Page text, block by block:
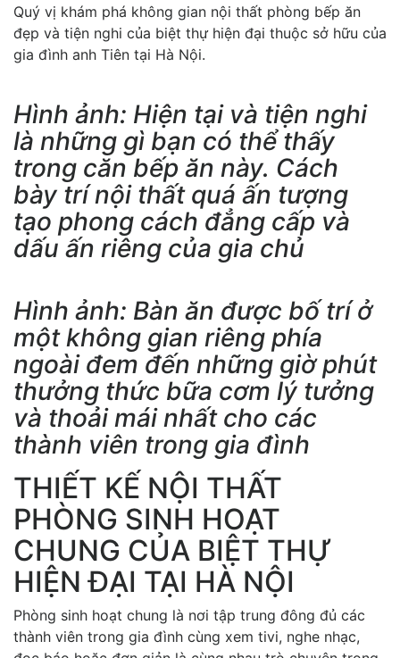
Quý vị khám phá không gian nội thất phòng bếp ăn
đẹp và tiện nghi của biệt thự hiện đại thuộc sở hữu của
gia đình anh Tiên tại Hà Nội.
Hình ảnh: Hiện tại và tiện nghi
là những gì bạn có thể thấy
trong căn bếp ăn này. Cách
bày trí nội thất quá ấn tượng
tạo phong cách đẳng cấp và
dấu ấn riêng của gia chủ
Hình ảnh: Bàn ăn được bố trí ở
một không gian riêng phía
ngoài đem đến những giờ phút
thưởng thức bữa cơm lý tưởng
và thoải mái nhất cho các
thành viên trong gia đình
THIẾT KẾ NỘI THẤT
PHÒNG SINH HOẠT
CHUNG CỦA BIỆT THỰ
HIỆN ĐẠI TẠI HÀ NỘI
Phòng sinh hoạt chung là nơi tập trung đông đủ các
thành viên trong gia đình cùng xem tivi, nghe nhạc,